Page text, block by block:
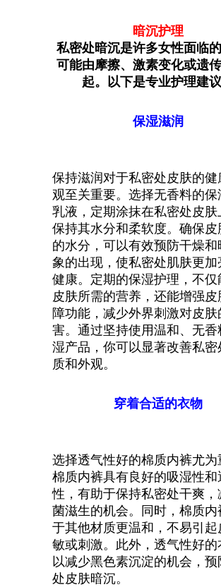
暗沉护理
私密处暗沉是许多女性面临
可能由摩擦、激素变化或遗
起。以下是专业护理建议
保湿滋润
保持滋润对于私密处皮肤的健
观至关重要。选择无香料的
乳液，定期涂抹在私密处皮肤
保持其水分和柔软度。确保皮
的水分，可以有效预防干燥
象的出现，使私密处肌肤更加
健康。定期的保湿护理，不
皮肤所需的营养，还能增强
障功能，减少外界刺激对皮肤
害。通过坚持使用温和、无香
湿产品，你可以显著改善私
质和外观。
穿着合适的衣物
选择透气性好的棉质内裤尤为
棉质内裤具有良好的吸湿性和
性，有助于保持私密处干爽，
菌滋生的机会。同时，棉质
于其他材质更温和，不易引起
敏或刺激。此外，透气性好
以减少黑色素沉淀的机会，
处皮肤暗沉。